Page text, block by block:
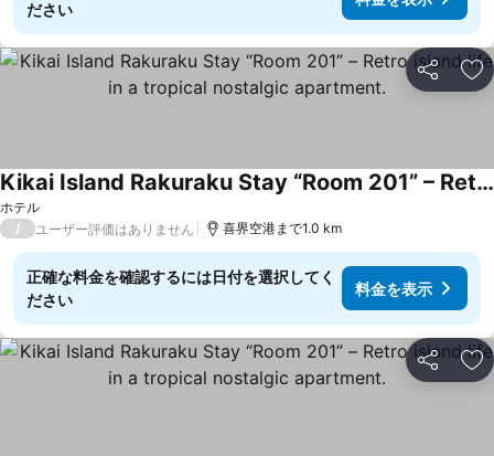
ださい
シェア お
ホテル
Kikai Island Rakuraku Stay “Room 201” – Retro island life in a tropical nostalgic apartment.
料金を表示
/ ユーザー評価はありません 喜界空港まで1.0 km
正確な料金を確認するには日付を選択してく
ださい
料金を表示
シェア お